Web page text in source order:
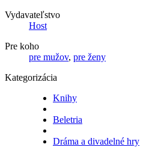
Vydavateľstvo
Host
Pre koho
pre mužov, pre ženy
Kategorizácia
Knihy
Beletria
Dráma a divadelné hry